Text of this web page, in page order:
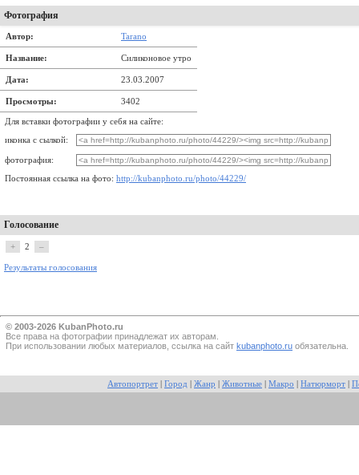
Фотография
Автор: Tarano
Название: Силиконовое утро
Дата: 23.03.2007
Просмотры: 3402
Для вставки фотографии у себя на сайте:
иконка с сылкой:
фотография:
Постоянная ссылка на фото: http://kubanphoto.ru/photo/44229/
Голосование
+ 2 –
Результаты голосования
© 2003-2026 KubanPhoto.ru
Все прaва на фотографии принадлежат их авторам.
При использовании любых материалов, ссылка на сайт kubanphoto.ru обязательна.
Автопортрет Город Жанр Животные Макро Натюрморт